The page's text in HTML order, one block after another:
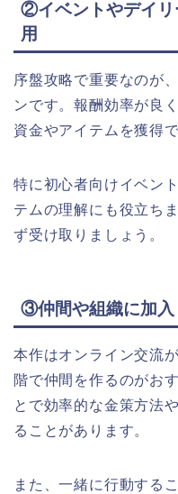
②イベントやデイリ
用
序盤攻略で重要なのが
ンです。報酬効率が良
資金やアイテムを獲得
特に初心者向けイベン
テムの理解にも役立ち
ず受け取りましょう。
③仲間や組織に加入
本作はオンライン交流
階で仲間を作るのがお
とで効率的な金策方法
ることがあります。
また、一緒に行動する